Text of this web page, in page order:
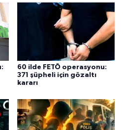
60 ilde FETÖ operasyonu:
371 şüpheli için gözaltı
kararı